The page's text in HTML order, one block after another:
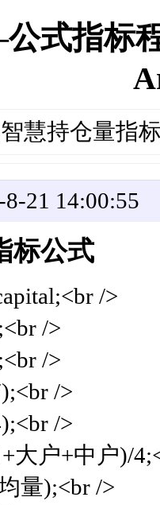
式指标
智慧持仓量指
21 14:00:55
标公式
/>
/>
/>
/>
/>
大户+中户)/
量);<br />